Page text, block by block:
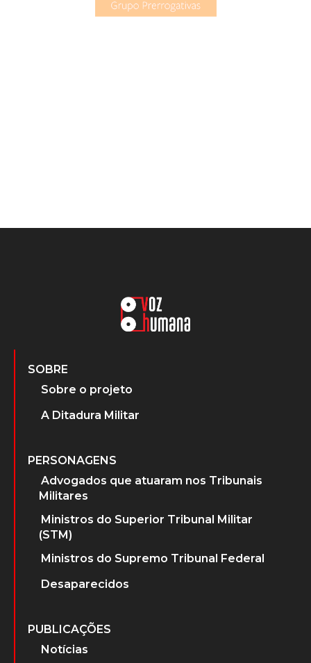
SOBRE
Sobre o projeto
A Ditadura Militar
PERSONAGENS
Advogados que atuaram nos Tribunais
Militares
Ministros do Superior Tribunal Militar
(STM)
Ministros do Supremo Tribunal Federal
Desaparecidos
PUBLICAÇÕES
Notícias